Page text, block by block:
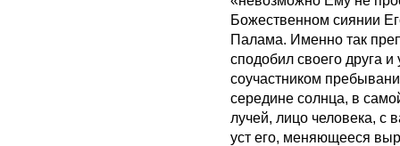
Божественном сиянии
Палама. Именно так
сподобил своего друга
соучастником
середине солнца, в
лучей, лицо человека, с
уст его, меняющееся